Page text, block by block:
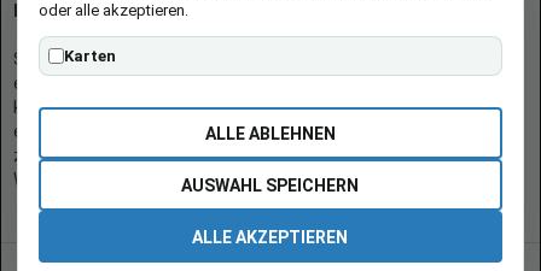
Hinweis zu Preisen und Verfügbarkeiten
Sofern Produktpreise und Verfügbarkeiten angezeigt werden,
entsprechen diese dem angegebenen Stand (Datum/Uhrzeit) und
können sich auf der verlinkten Seite jederzeit ändern. Für den Kauf
eines Produkts gelten die Angaben zu Preis und Verfügbarkeit, die
zum Kaufzeitpunkt [auf der/den maßgeblichen Amazon-
Website(s)] angezeigt werden.
oder alle akzeptieren.
Karten
ALLE ABLEHNEN
AUSWAHL SPEICHERN
ALLE AKZEPTIEREN